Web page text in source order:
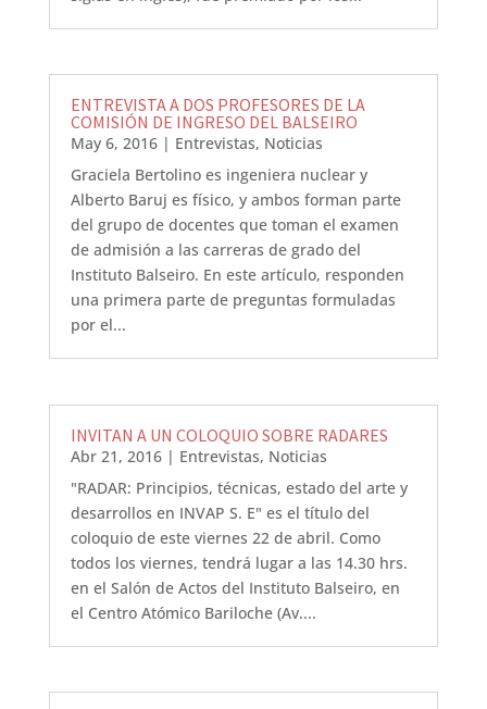
ENTREVISTA A DOS PROFESORES DE LA
COMISIÓN DE INGRESO DEL BALSEIRO
May 6, 2016| Entrevistas, Noticias
Graciela Bertolino es ingeniera nuclear y
Alberto Baruj es físico, y ambos forman parte
del grupo de docentes que toman el examen
de admisión a las carreras de grado del
Instituto Balseiro. En este artículo, responden
una primera parte de preguntas formuladas
por el...
INVITAN A UN COLOQUIO SOBRE RADARES
Abr 21, 2016| Entrevistas, Noticias
"RADAR: Principios, técnicas, estado del arte y
desarrollos en INVAP S. E" es el título del
coloquio de este viernes 22 de abril. Como
todos los viernes, tendrá lugar a las 14.30 hrs.
en el Salón de Actos del Instituto Balseiro, en
el Centro Atómico Bariloche (Av....